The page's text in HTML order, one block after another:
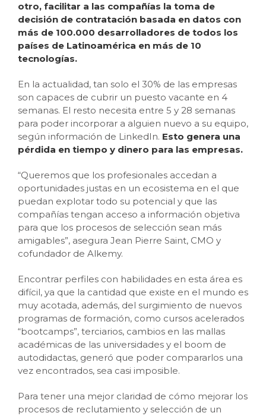
otro, facilitar a las compañías la toma de
decisión de contratación basada en datos con
más de 100.000 desarrolladores de todos los
países de Latinoamérica en más de 10
tecnologías.
En la actualidad, tan solo el 30% de las empresas
son capaces de cubrir un puesto vacante en 4
semanas. El resto necesita entre 5 y 28 semanas
para poder incorporar a alguien nuevo a su equipo,
según información de LinkedIn. Esto genera una
pérdida en tiempo y dinero para las empresas.
“Queremos que los profesionales accedan a
oportunidades justas en un ecosistema en el que
puedan explotar todo su potencial y que las
compañías tengan acceso a información objetiva
para que los procesos de selección sean más
amigables”, asegura Jean Pierre Saint, CMO y
cofundador de Alkemy.
Encontrar perfiles con habilidades en esta área es
difícil, ya que la cantidad que existe en el mundo es
muy acotada, además, del surgimiento de nuevos
programas de formación, como cursos acelerados
“bootcamps”, terciarios, cambios en las mallas
académicas de las universidades y el boom de
autodidactas, generó que poder compararlos una
vez encontrados, sea casi imposible.
Para tener una mejor claridad de cómo mejorar los
procesos de reclutamiento y selección de un